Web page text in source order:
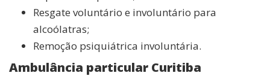
Resgate voluntário e involuntário para
alcoólatras;
Remoção psiquiátrica involuntária.
Ambulância particular Curitiba